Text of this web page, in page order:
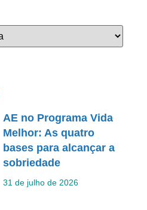
AE no Programa Vida
Melhor: As quatro
bases para alcançar a
sobriedade
31 de julho de 2026